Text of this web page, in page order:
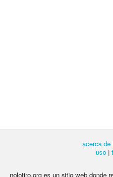
acerca de
uso |
nolotiro.org es un sitio web donde